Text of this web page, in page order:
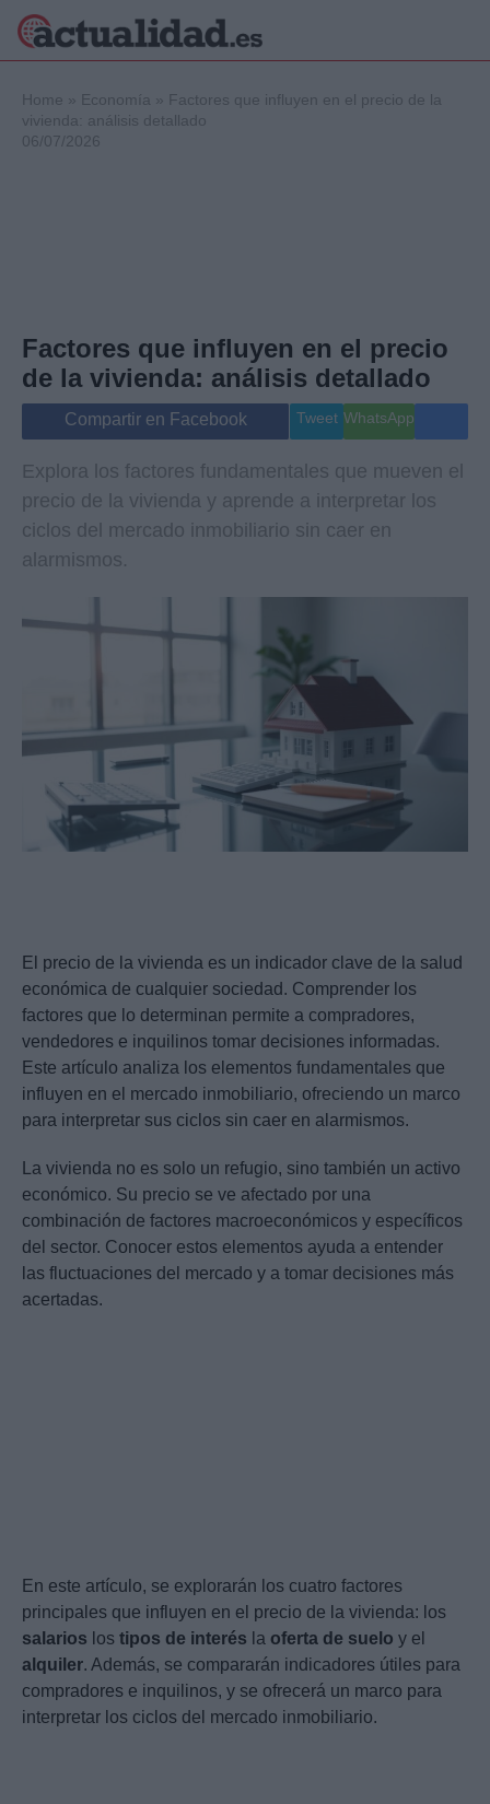
Internacional
Viajes
Gente
Musica
Home » Economía » Factores que influyen en el precio de la
vivienda: análisis detallado
06/07/2026
Factores que influyen en el precio
de la vivienda: análisis detallado
Compartir en Facebook Tweet WhatsApp
Explora los factores fundamentales que mueven el
precio de la vivienda y aprende a interpretar los
ciclos del mercado inmobiliario sin caer en
alarmismos.
El precio de la vivienda es un indicador clave de la salud
económica de cualquier sociedad. Comprender los
factores que lo determinan permite a compradores,
vendedores e inquilinos tomar decisiones informadas.
Este artículo analiza los elementos fundamentales que
influyen en el mercado inmobiliario, ofreciendo un marco
para interpretar sus ciclos sin caer en alarmismos.
La vivienda no es solo un refugio, sino también un activo
económico. Su precio se ve afectado por una
combinación de factores macroeconómicos y específicos
del sector. Conocer estos elementos ayuda a entender
las fluctuaciones del mercado y a tomar decisiones más
acertadas.
En este artículo, se explorarán los cuatro factores
principales que influyen en el precio de la vivienda: los
salarios los tipos de interés la oferta de suelo y el
alquiler. Además, se compararán indicadores útiles para
compradores e inquilinos, y se ofrecerá un marco para
interpretar los ciclos del mercado inmobiliario.